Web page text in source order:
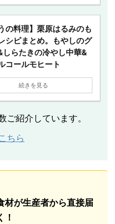
の料理】栗原はるみのも
シピまとめ。もやしのグ
しらたきの冷やし中華&
コールモヒート
続きを見る
ご紹介しています。
ちら
材が生産者から直接届
！